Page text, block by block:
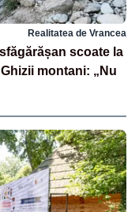
Realitatea de Vrancea
scoate la
montani: „Nu